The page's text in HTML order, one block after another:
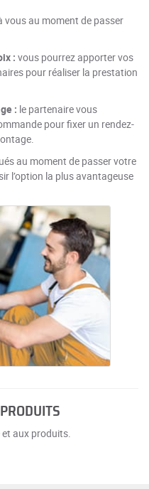
vous au moment de passer
: vous pourrez apporter vos
pour réaliser la prestation
: le partenaire vous
pour fixer un rendez-
au moment de passer votre
l’option la plus avantageuse
et aux produits.